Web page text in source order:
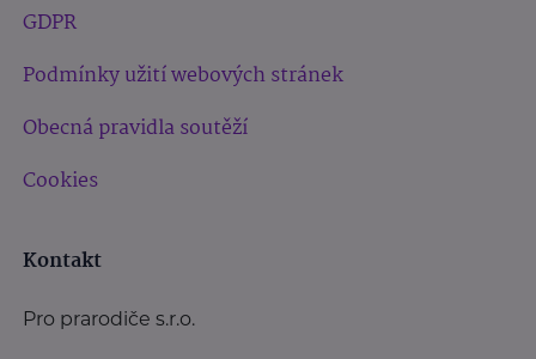
GDPR
Podmínky užití webových stránek
Obecná pravidla soutěží
Cookies
Kontakt
Pro prarodiče s.r.o.